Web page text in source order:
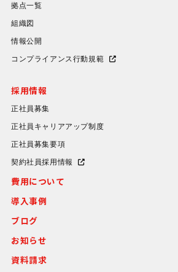
拠点一覧
組織図
情報公開
コンプライアンス行動規範
採用情報
正社員募集
正社員キャリアアップ制度
正社員募集要項
契約社員採用情報
費用について
導入事例
ブログ
お知らせ
資料請求